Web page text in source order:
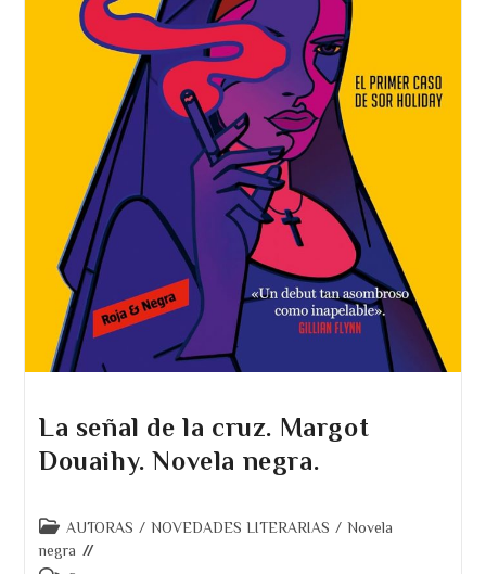
La señal de la cruz. Margot
Douaihy. Novela negra.
Categoría
de
AUTORAS / NOVEDADES LITERARIAS / Novela
negra